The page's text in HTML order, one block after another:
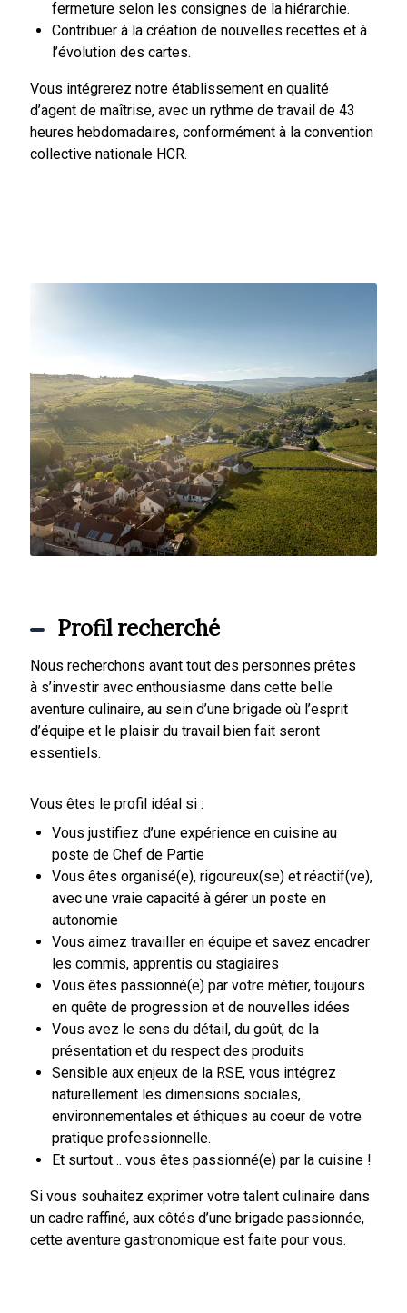
fermeture selon les consignes de la hiérarchie.
Contribuer à la création de nouvelles recettes et à
l’évolution des cartes.
Vous intégrerez notre établissement en qualité
d’agent de maîtrise, avec un rythme de travail de 43
heures hebdomadaires, conformément à la convention
collective nationale HCR.
Profil recherché
Nous recherchons avant tout des personnes prêtes
à s’investir avec enthousiasme dans cette belle
aventure culinaire, au sein d’une brigade où l’esprit
d’équipe et le plaisir du travail bien fait seront
essentiels.
Vous êtes le profil idéal si :
Vous justifiez d’une expérience en cuisine au
poste de Chef de Partie
Vous êtes organisé(e), rigoureux(se) et réactif(ve),
avec une vraie capacité à gérer un poste en
autonomie
Vous aimez travailler en équipe et savez encadrer
les commis, apprentis ou stagiaires
Vous êtes passionné(e) par votre métier, toujours
en quête de progression et de nouvelles idées
Vous avez le sens du détail, du goût, de la
présentation et du respect des produits
Sensible aux enjeux de la RSE, vous intégrez
naturellement les dimensions sociales,
environnementales et éthiques au coeur de votre
pratique professionnelle.
Et surtout… vous êtes passionné(e) par la cuisine !
Si vous souhaitez exprimer votre talent culinaire dans
un cadre raffiné, aux côtés d’une brigade passionnée,
cette aventure gastronomique est faite pour vous.